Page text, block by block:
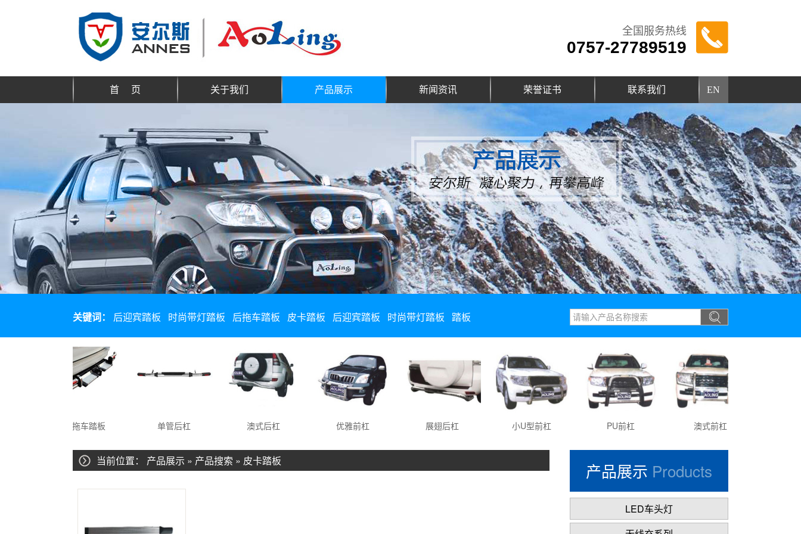
全国服务热线
0757-27789519
首 页 关于我们 产品展示 新闻资讯 荣誉证书 联系我们 EN
关键词： 后迎宾踏板 时尚带灯踏板 后拖车踏板 皮卡踏板 后迎宾踏板 时尚带灯踏板 踏板
后拖车踏板 单管后杠 澳式后杠 优雅前杠 展翅后杠 小U型前杠 PU前杠 澳式前杠
当前位置： 产品展示 » 产品搜索 » 皮卡踏板 产品展示 Products
LED车头灯